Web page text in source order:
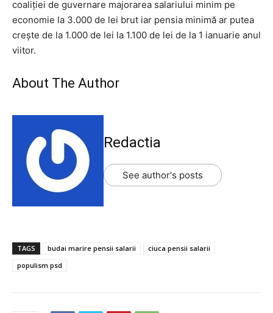
coaliţiei de guvernare majorarea salariului minim pe
economie la 3.000 de lei brut iar pensia minimă ar putea
creşte de la 1.000 de lei la 1.100 de lei de la 1 ianuarie anul
viitor.
About The Author
Redactia
See author's posts
TAGS budai marire pensii salarii
ciuca pensii salarii
populism psd